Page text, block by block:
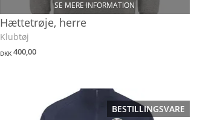
SE MERE INFORMATION
Hættetrøje, herre
Klubtøj
DKK400,00
BESTILLINGSVARE